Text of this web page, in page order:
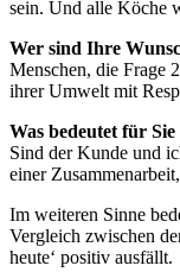
sein. Und alle Köche
Wer sind Ihre
Menschen, die Frage
ihrer Umwelt mit
Was bedeutet für
Sind der Kunde und
einer
Im weiteren Sinne
Vergleich zwischen
heute‘ positiv ausfällt.